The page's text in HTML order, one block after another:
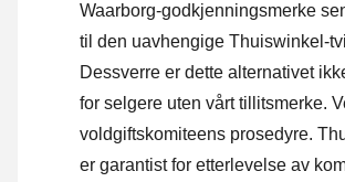
Waarborg-godkjenningsmerke
til den uavhengige Thuiswinkel-
Dessverre er dette alternativet
for selgere uten vårt tillitsmerke.
voldgiftskomiteens prosedyre.
er garantist for etterlevelse av